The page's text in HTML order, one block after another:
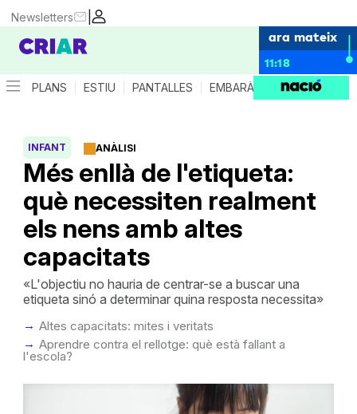
|
Newsletters
ara mateix
11:18
PLANS ESTIU PANTALLES EMBARÀS CRIANÇA
ANÀLISI
Més enllà de l'etiqueta:
què necessiten realment
els nens amb altes
capacitats
INFANT
«L'objectiu no hauria de centrar-se a buscar una
etiqueta sinó a determinar quina resposta necessita»
Altes capacitats: mites i veritats
Aprendre contra el rellotge: què està fallant a
l'escola?